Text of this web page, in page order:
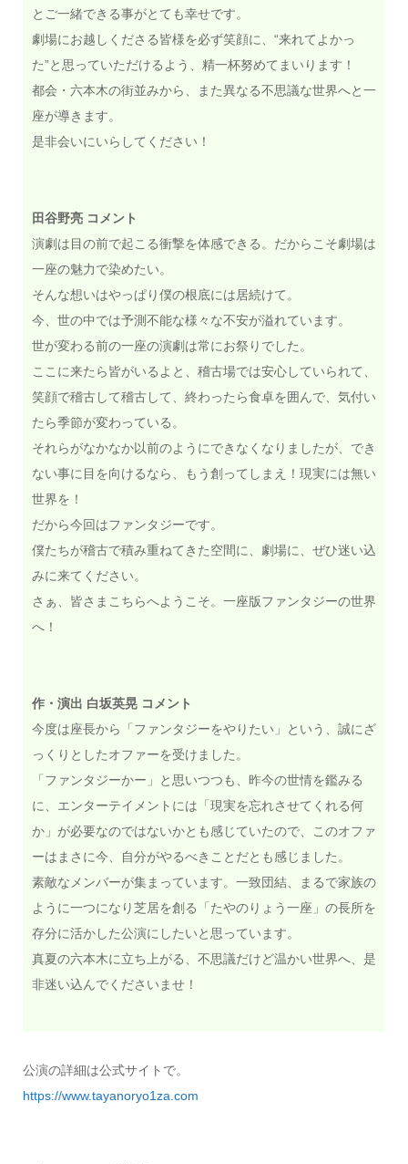
とご一緒できる事がとても幸せです。
劇場にお越しくださる皆様を必ず笑顔に、“来れてよかっ
た”と思っていただけるよう、精一杯努めてまいります！
都会・六本木の街並みから、また異なる不思議な世界へと一
座が導きます。
是非会いにいらしてください！
田谷野亮 コメント
演劇は目の前で起こる衝撃を体感できる。だからこそ劇場は
一座の魅力で染めたい。
そんな想いはやっぱり僕の根底には居続けて。
今、世の中では予測不能な様々な不安が溢れています。
世が変わる前の一座の演劇は常にお祭りでした。
ここに来たら皆がいるよと、稽古場では安心していられて、
笑顔で稽古して稽古して、終わったら食卓を囲んで、気付い
たら季節が変わっている。
それらがなかなか以前のようにできなくなりましたが、でき
ない事に目を向けるなら、もう創ってしまえ！現実には無い
世界を！
だから今回はファンタジーです。
僕たちが稽古で積み重ねてきた空間に、劇場に、ぜひ迷い込
みに来てください。
さぁ、皆さまこちらへようこそ。一座版ファンタジーの世界
へ！
作・演出 白坂英晃 コメント
今度は座長から「ファンタジーをやりたい」という、誠にざ
っくりとしたオファーを受けました。
「ファンタジーかー」と思いつつも、昨今の世情を鑑みる
に、エンターテイメントには「現実を忘れさせてくれる何
か」が必要なのではないかとも感じていたので、このオファ
ーはまさに今、自分がやるべきことだとも感じました。
素敵なメンバーが集まっています。一致団結、まるで家族の
ように一つになり芝居を創る「たやのりょう一座」の長所を
存分に活かした公演にしたいと思っています。
真夏の六本木に立ち上がる、不思議だけど温かい世界へ、是
非迷い込んでくださいませ！
公演の詳細は公式サイトで。
https://www.tayanoryo1za.com